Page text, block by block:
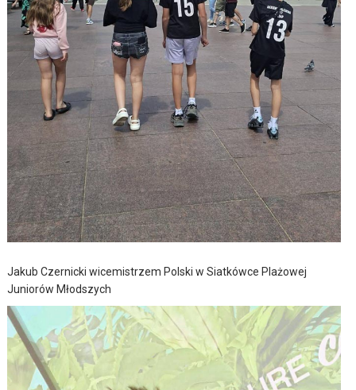
Jakub Czernicki wicemistrzem Polski w Siatkówce Plażowej
Juniorów Młodszych